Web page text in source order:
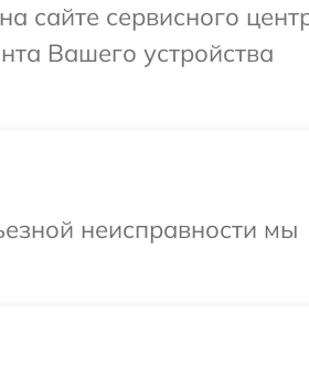
сайте сервисного
Вашего устройства
неисправности мы